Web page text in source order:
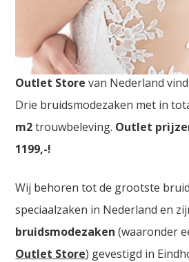
Bruidsmode Outlet Aalst
Bruidsmode Outlet Aalst. De
Outlet Store van Nederland
Drie bruidsmodezaken met in
m2trouwbeleving. Outlet
1199,-!
Wij behoren tot de grootste
speciaalzaken in Nederland en
bruidsmodezaken (waaronder
Outlet Store) gevestigd in